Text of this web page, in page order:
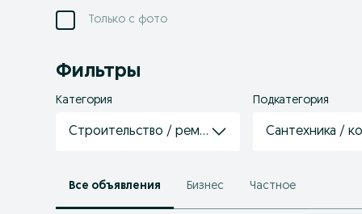
Только с фото
Фильтры
Категория
Строительство / ремонт / отделка
Подкатегория
Сантехника /
Все объявления Бизнес Частное